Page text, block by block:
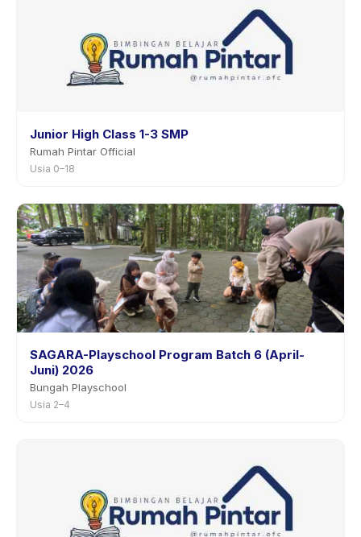
Junior High Class 1-3 SMP
Rumah Pintar Official
Usia 0–18
SAGARA-Playschool Program Batch 6 (April-
Juni) 2026
Bungah Playschool
Usia 2–4